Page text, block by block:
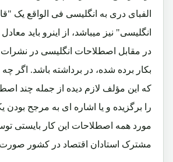
الفبای دری به انگلیسی فی الواقع یک
انگلیسی" نیز میباشد، از اینرو باید
در مقابل اصطلاحات انگلیسی در
بکار برده شده، در برداشته باشد. اگر
که این مؤلف لازم دیده از جمله چند
را برگزیده و یا اشاره ای به مرجح بودن
مورد همه اصطلاحات این کار بایستی
مشترک استادان اقتصاد در کشور صورت